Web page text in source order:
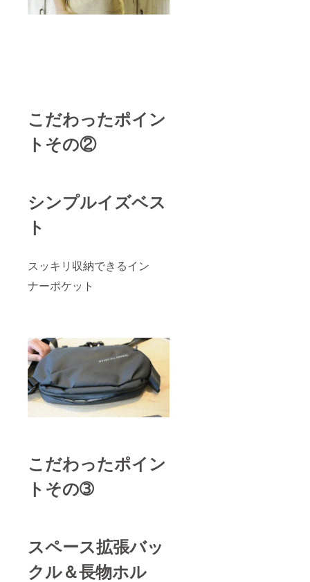
こだわったポイン
トその②
シンプルイズベス
ト
スッキリ収納できるイン
ナーポケット
こだわったポイン
トその➂
スペース拡張バッ
クル＆長物ホル